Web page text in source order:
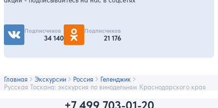
Подписчиков
34 140
Подписчиков
21 176
Главная Экскурсии Россия
Геленджик
Русская Тоскана: экскурсия по винодельням Краснодарского края
+7 499 703-01-20